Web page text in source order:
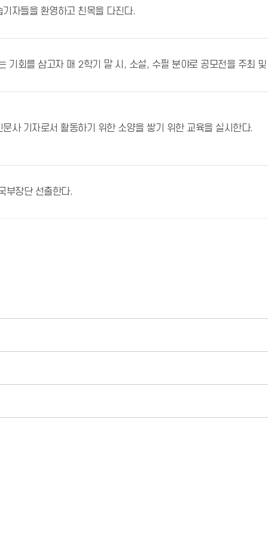
자들을 환영하고 친목을 다진다.
기회를 삼고자 매 2학기 말 시, 소설, 수필 분야로 공모전을 주최
사 기자로서 활동하기 위한 소양을 쌓기 위한 교육을 실시한다.
부장단 선출한다.